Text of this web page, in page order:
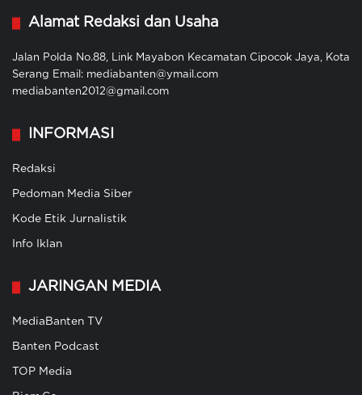
Alamat Redaksi dan Usaha
Jalan Polda No.88, Link Mayabon Kecamatan Cipocok Jaya, Kota
Serang Email: mediabanten@ymail.com
mediabanten2012@gmail.com
INFORMASI
Redaksi
Pedoman Media Siber
Kode Etik Jurnalistik
Info Iklan
JARINGAN MEDIA
MediaBanten TV
Banten Podcast
TOP Media